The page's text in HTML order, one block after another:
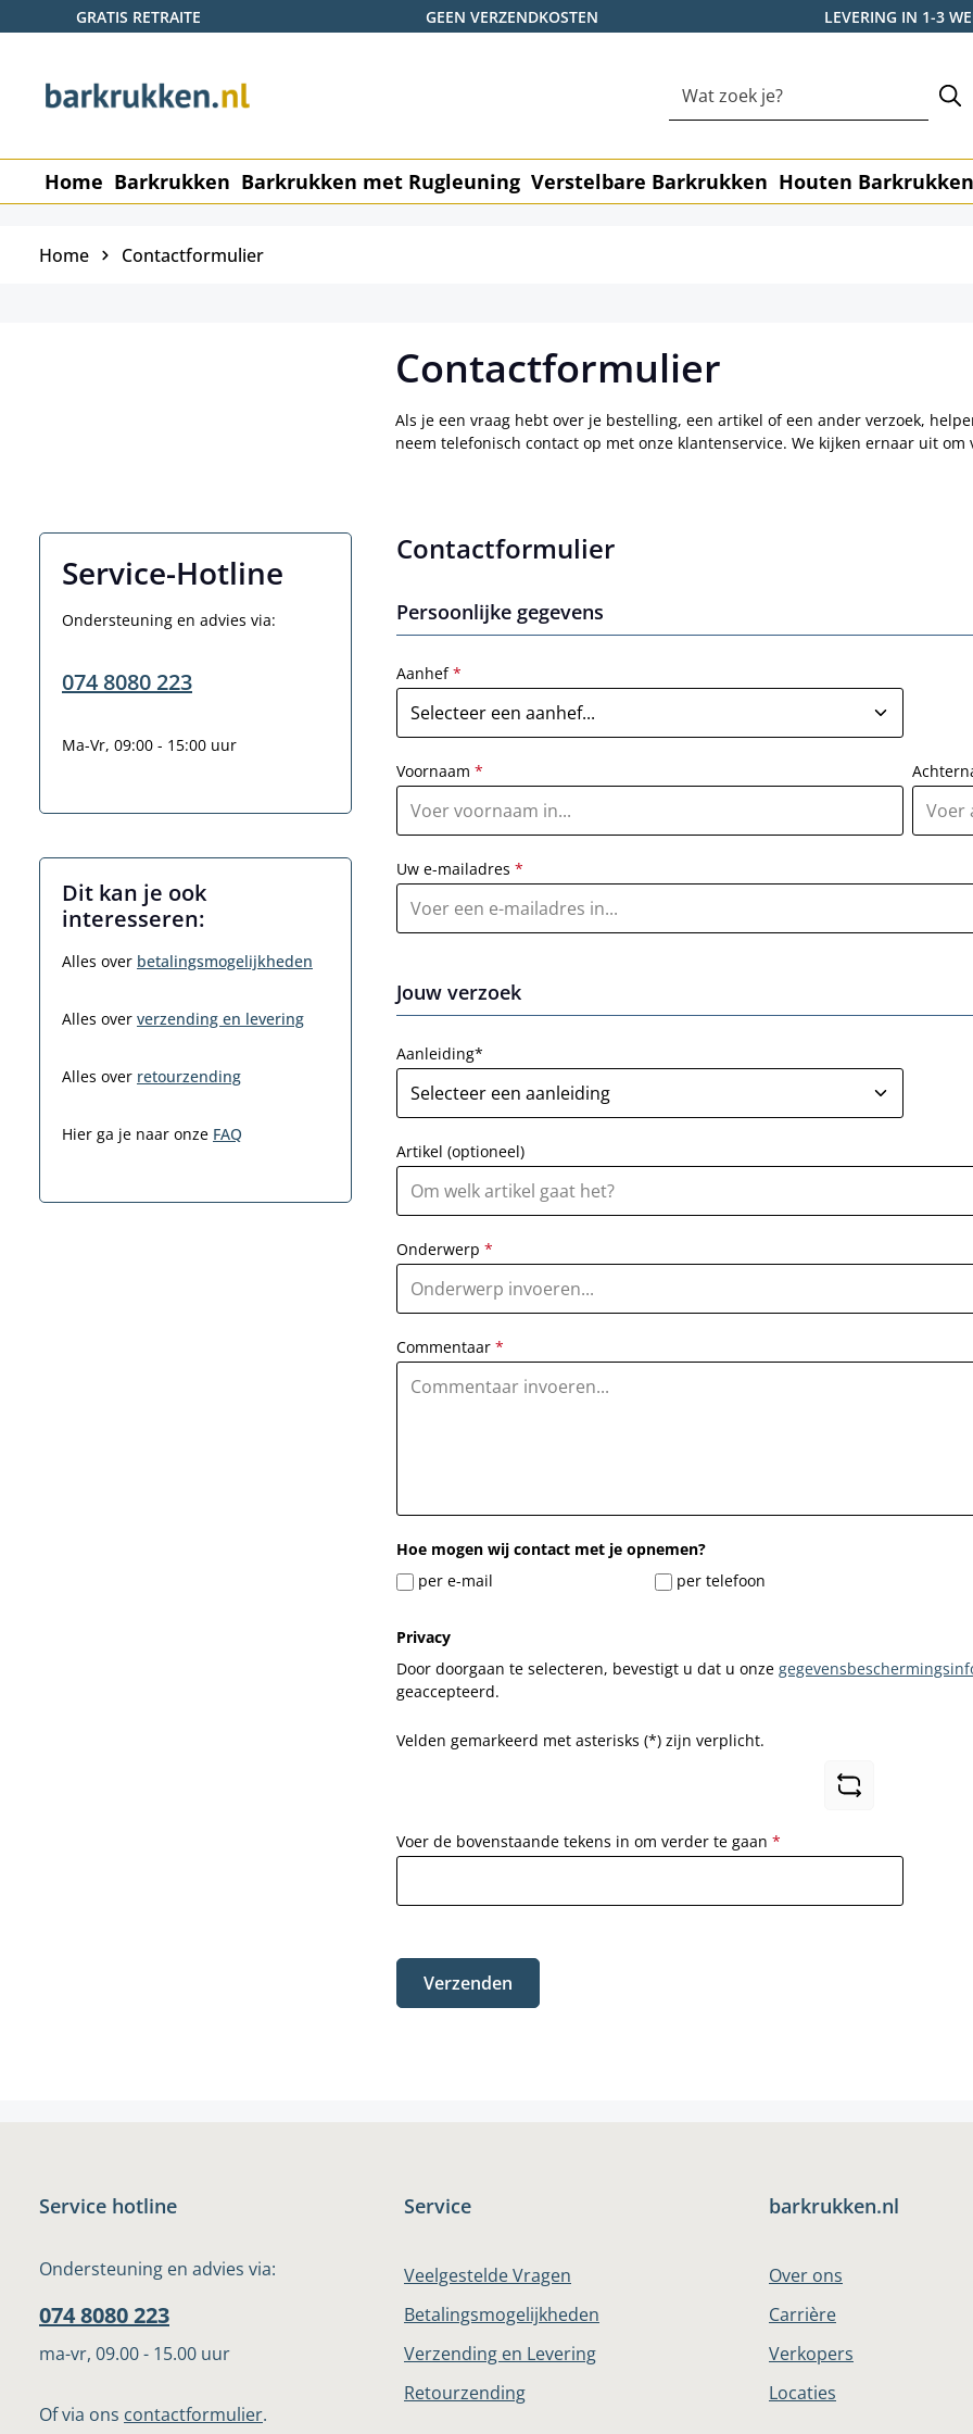
de hoofdinhoud
Ga naar de zoekopdracht
Ga naar de hoofdnavigatie
GRATIS RETRAITE GEEN VERZENDKOSTEN LEVERING IN 1-3
Home Barkrukken Barkrukken met Rugleuning Verstelbare Barkrukken Houten Barkrukken
Home Contactformulier
Contactformulier
Als je een vraag hebt over je bestelling, een artikel of een ander verzoek,
neem telefonisch contact op met onze klantenservice. We kijken ernaar uit om
Service-Hotline
Ondersteuning en advies via:
074 8080 223
Ma-Vr, 09:00 - 15:00 uur
Dit kan je ook
interesseren:
Alles over betalingsmogelijkheden
Alles over verzending en levering
Alles over retourzending
Hier ga je naar onze FAQ
Contactformulier
Persoonlijke gegevens
Aanhef*
Voornaam *
Uw e-mailadres *
Jouw verzoek
Aanleiding*
Artikel (optioneel)
Onderwerp *
Commentaar *
Hoe mogen wij contact met je opnemen?
per e-mail
per telefoon
Privacy
Door doorgaan te selecteren, bevestigt u dat u onze
geaccepteerd.
Velden gemarkeerd met asterisks (*) zijn verplicht.
Voer de bovenstaande tekens in om verder te gaan *
Verzenden
Service hotline
Ondersteuning en advies via:
074 8080 223
ma-vr, 09.00 - 15.00 uur
Of via ons contactformulier.
Service
Veelgestelde Vragen
Betalingsmogelijkheden
Verzending en Levering
Retourzending
barkrukken.nl
Over ons
Carrière
Verkopers
Locaties